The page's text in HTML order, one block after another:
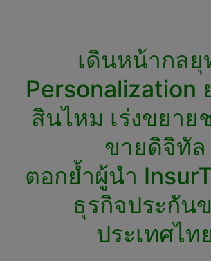
เดินหน้ากลยุ
Personalization
สินไหม เร่งขยาย
ขายดิจิทัล
ตอกย้ำผู้นำ
ธุรกิจประกัน
ประเทศไท